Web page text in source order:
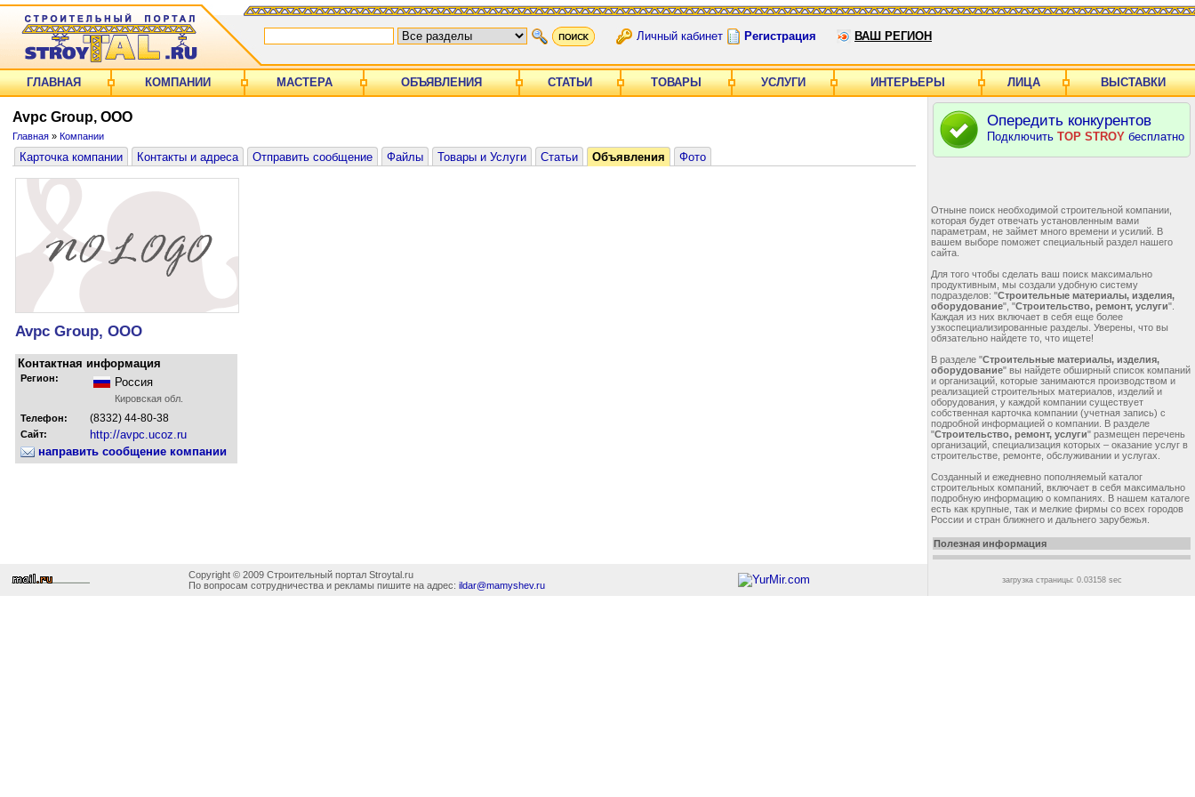
Личный кабинет Регистрация ВАШ РЕГИОН
ГЛАВНАЯ КОМПАНИИ МАСТЕРА ОБЪЯВЛЕНИЯ СТАТЬИ ТОВАРЫ УСЛУГИ ИНТЕРЬЕРЫ ЛИЦА ВЫСТАВКИ
Avpc Group, ООО
Главная» Компании
Карточка компании Контакты и адреса Отправить сообщение Файлы Товары и Услуги Статьи Объявления Фото
Avpc Group, ООО
Контактная информация
Регион: Россия
Кировская обл.
Телефон:
(8332) 44-80-38
Сайт:
http://avpc.ucoz.ru
направить сообщение компании
Опередить конкурентов
Подключить TOP STROY бесплатно
Отныне поиск необходимой строительной компании,
которая будет отвечать установленным вами
параметрам, не займет много времени и усилий. В
вашем выборе поможет специальный раздел нашего
сайта.
Для того чтобы сделать ваш поиск максимально
продуктивным, мы создали удобную систему
подразделов: "Строительные материалы, изделия,
оборудование", "Строительство, ремонт, услуги".
Каждая из них включает в себя еще более
узкоспециализированные разделы. Уверены, что вы
обязательно найдете то, что ищете!
В разделе "Строительные материалы, изделия,
оборудование" вы найдете обширный список компаний
и организаций, которые занимаются производством и
реализацией строительных материалов, изделий и
оборудования, у каждой компании существует
собственная карточка компании (учетная запись) с
подробной информацией о компании. В разделе
"Строительство, ремонт, услуги" размещен перечень
организаций, специализация которых – оказание услуг в
строительстве, ремонте, обслуживании и услугах.
Созданный и ежедневно пополняемый каталог
строительных компаний, включает в себя максимально
подробную информацию о компаниях. В нашем каталоге
есть как крупные, так и мелкие фирмы со всех городов
России и стран ближнего и дальнего зарубежья.
Полезная информация
Copyright © 2009 Строительный портал Stroytal.ru
По вопросам сотрудничества и рекламы пишите на адрес: ildar@mamyshev.ru загрузка страницы: 0.03158 sec